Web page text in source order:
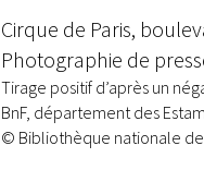
Cirque de Paris,
Photographie de
Tirage positif d’après un
BnF, département des
© Bibliothèque nationale